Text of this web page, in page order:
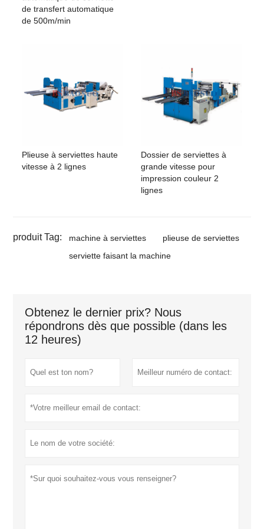
de transfert automatique
de 500m/min
Plieuse à serviettes haute
vitesse à 2 lignes
Dossier de serviettes à
grande vitesse pour
impression couleur 2
lignes
produit Tag: machine à serviettes
plieuse de serviettes
serviette faisant la machine
Obtenez le dernier prix? Nous
répondrons dès que possible (dans les
12 heures)